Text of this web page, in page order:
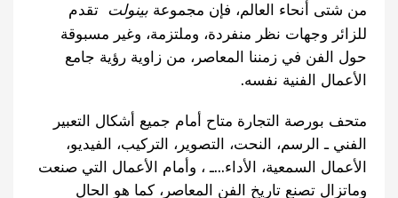
من شتى أنحاء العالم، فإن مجموعة بينولت تقدم
للزائر وجهات نظر منفردة، وملتزمة، وغير مسبوقة
حول الفن في زمننا المعاصر، من زاوية رؤية جامع
الأعمال الفنية نفسه.
متحف بورصة التجارة متاح أمام جميع أشكال التعبير
الفني ـ الرسم، النحت، التصوير، التركيب، الفيديو،
الأعمال السمعية، الأداء...ـ ، وأمام الأعمال التي صنعت
وماتزال تصنع تاريخ الفن المعاصر، كما هو الحال